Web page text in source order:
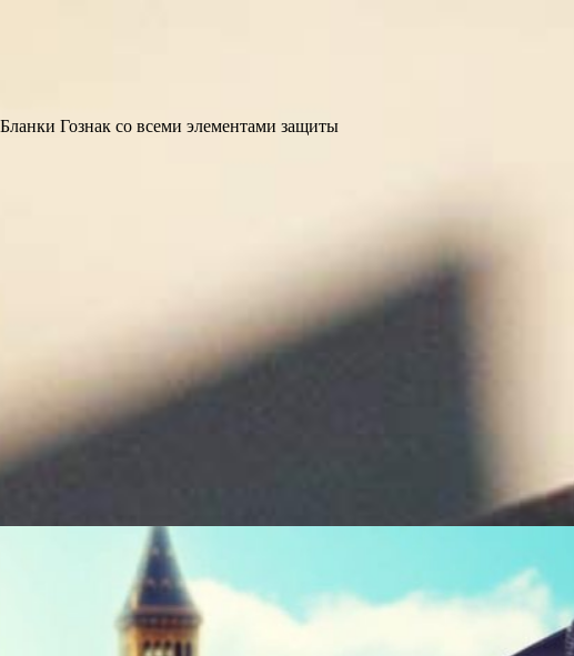
Гознак со всеми элементами защиты